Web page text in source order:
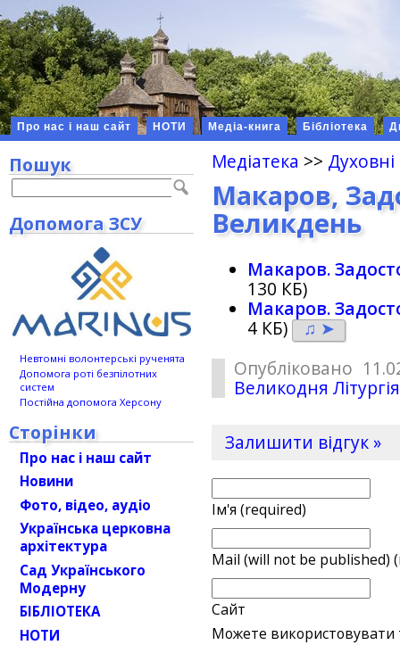
Про нас і наш сайт НОТИ Медіа-книга Бібліотека
Медіатека >>
Макаров,
Великдень
Макаров.
130 КБ)
Макаров.
4 КБ) ♫ ➤
Опубліковано
Великодня Літургія
Залишити відгук »
Ім'я (required)
Mail (will not be published)
Сайт
Можете використовувати
Пошук
Допомога ЗСУ
Невтомні волонтерські рученята
Допомога роті безпілотних
систем
Постійна допомога Херсону
Сторінки
Про нас і наш сайт
Новини
Фото, відео, аудіо
Українська церковна
архітектура
Сад Українського
Модерну
БІБЛІОТЕКА
НОТИ